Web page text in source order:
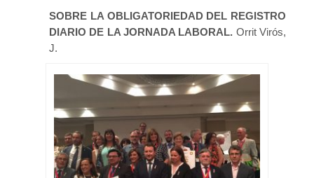
SOBRE LA OBLIGATORIEDAD DEL REGISTRO
DIARIO DE LA JORNADA LABORAL. Orrit Virós,
J.